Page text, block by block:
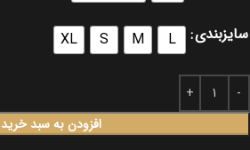
سایزبندی L
M
S
XL
افزودن به سبد خرید